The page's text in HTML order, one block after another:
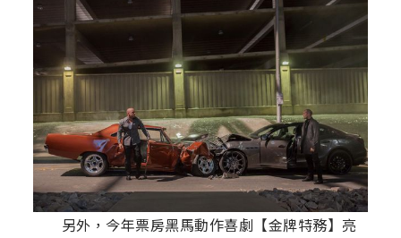
另外，今年票房黑馬動作喜劇【金牌特務】亮